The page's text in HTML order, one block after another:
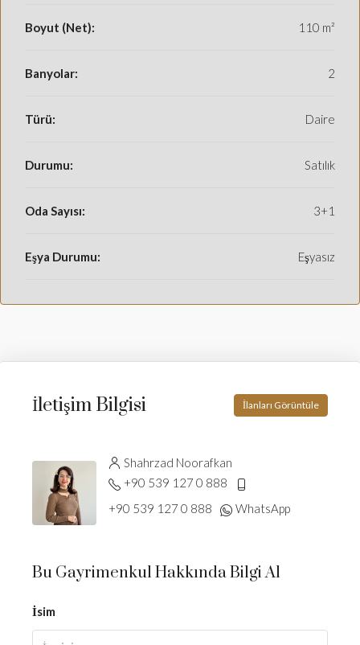
Boyut (Net): 110 m²
Banyolar: 2
Türü: Daire
Durumu: Satılık
Oda Sayısı: 3+1
Eşya Durumu: Eşyasız
İletişim Bilgisi İlanları Görüntüle
Shahrzad Noorafkan
+90 539 127 0 888
+90 539 127 0 888
WhatsApp
Bu Gayrimenkul Hakkında Bilgi Al
İsim